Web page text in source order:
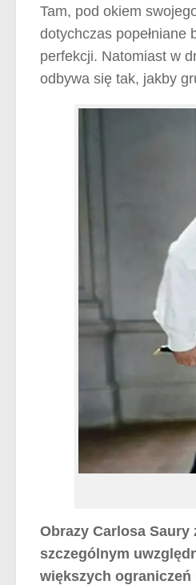
Tam, pod okiem
dotychczas popełniane
perfekcji. Natomiast w
odbywa się tak, jakby
Obrazy Carlosa Saury
szczególnym
większych ograniczeń